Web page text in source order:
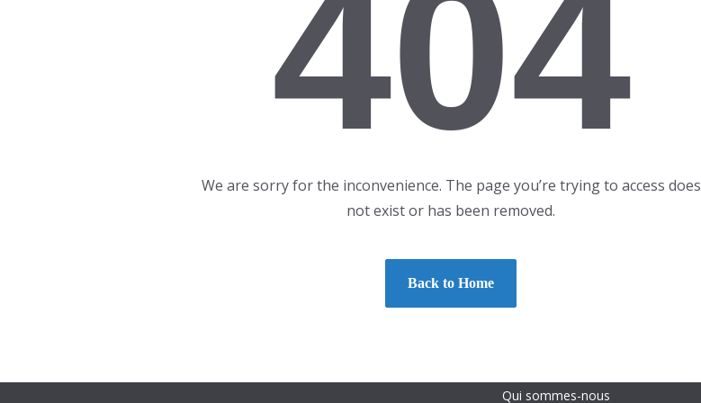
We are sorry for the inconvenience. The page you’re trying to access does
not exist or has been removed.
Back to Home
Qui sommes-nous